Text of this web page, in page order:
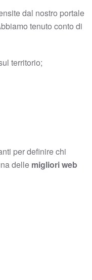
dal nostro portale
tenuto conto di
territorio;
per definire chi
delle migliori web